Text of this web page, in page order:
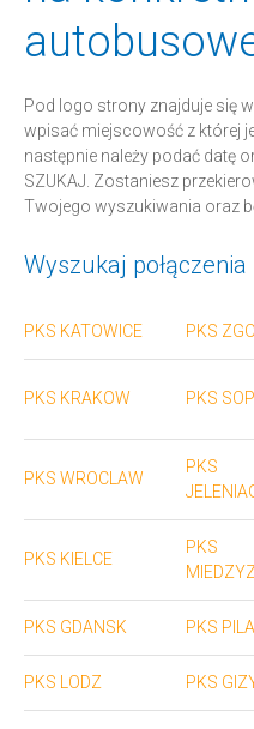
Pod logo strony znajduje się
wpisać miejscowość z której
następnie należy podać datę
SZUKAJ. Zostaniesz
Twojego wyszukiwania oraz
Wyszukaj
PKS KATOWICE PKS
PKS KRAKOW PKS
PKS WROCLAW
PKS
PKS KIELCE
PKS
PKS GDANSK PKS PILA
PKS LODZ PKS